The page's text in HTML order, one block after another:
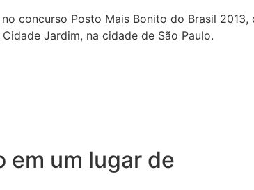
concurso Posto Mais Bonito do Brasil
Jardim, na cidade de São Paulo.
em um lugar de